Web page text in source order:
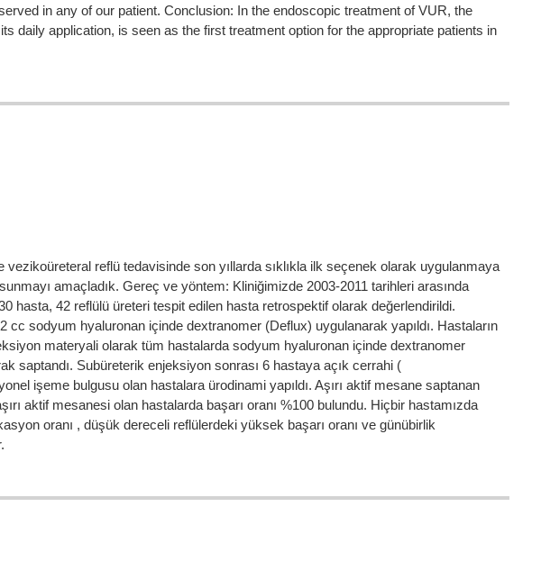
in any of our patient. Conclusion: In the endoscopic treatment of VUR, the
daily application, is seen as the first treatment option for the appropriate patients in
reflü tedavisinde son yıllarda sıklıkla ilk seçenek olarak uygulanmaya
amaçladık. Gereç ve yöntem: Kliniğimizde 2003-2011 tarihleri arasında
hasta, 42 reflülü üreteri tespit edilen hasta retrospektif olarak değerlendirildi.
sodyum hyaluronan içinde dextranomer (Deflux) uygulanarak yapıldı. Hastaların
materyali olarak tüm hastalarda sodyum hyaluronan içinde dextranomer
saptandı. Subüreterik enjeksiyon sonrası 6 hastaya açık cerrahi (
işeme bulgusu olan hastalara ürodinami yapıldı. Aşırı aktif mesane saptanan
aktif mesanesi olan hastalarda başarı oranı %100 bulundu. Hiçbir hastamızda
oranı , düşük dereceli reflülerdeki yüksek başarı oranı ve günübirlik